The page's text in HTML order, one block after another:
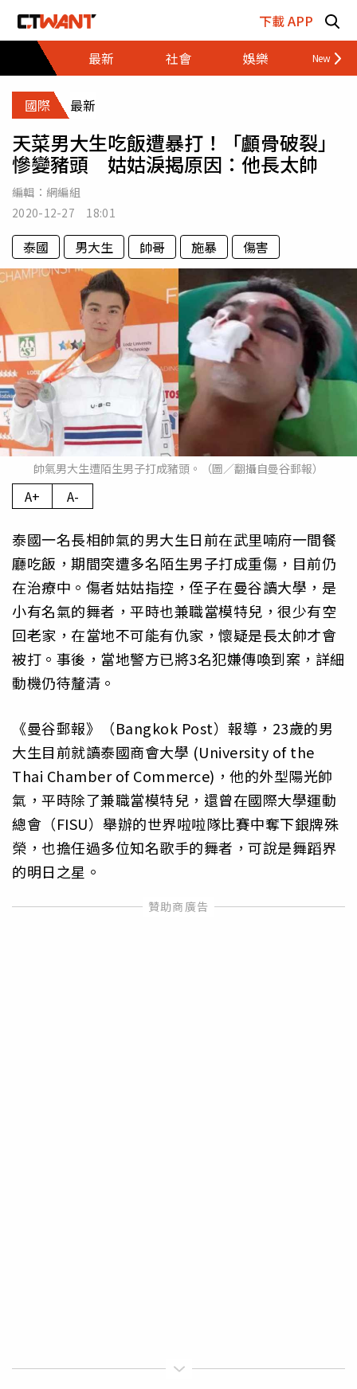
下載 APP
最新
社會 娛樂 財經
國際 最新
天菜男大生吃飯遭暴打！「顱骨破裂」
慘變豬頭 姑姑淚揭原因：他長太帥
編輯： 網編組
2020-12-27 18:01
泰國 男大生 帥哥 施暴 傷害
帥氣男大生遭陌生男子打成豬頭。（圖／翻攝自曼谷郵報）
A+ A-
泰國一名長相帥氣的男大生日前在武里喃府一間餐
廳吃飯，期間突遭多名陌生男子打成重傷，目前仍
在治療中。傷者姑姑指控，侄子在曼谷讀大學，是
小有名氣的舞者，平時也兼職當模特兒，很少有空
回老家，在當地不可能有仇家，懷疑是長太帥才會
被打。事後，當地警方已將3名犯嫌傳喚到案，詳細
動機仍待釐清。
《曼谷郵報》（Bangkok Post）報導，23歲的男
大生目前就讀泰國商會大學 (University of the
Thai Chamber of Commerce)，他的外型陽光帥
氣，平時除了兼職當模特兒，還曾在國際大學運動
總會（FISU）舉辦的世界啦啦隊比賽中奪下銀牌殊
榮，也擔任過多位知名歌手的舞者，可說是舞蹈界
的明日之星。